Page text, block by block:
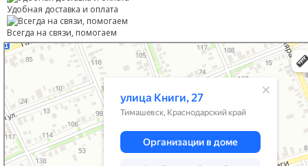
Удобная доставка и оплата
Всегда на связи, помогаем
Тимашевск
Улица Книги, 27 — Яндекс Карты